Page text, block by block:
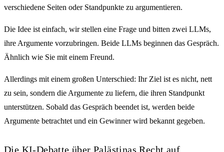
verschiedene Seiten oder Standpunkte zu argumentieren.
Die Idee ist einfach, wir stellen eine Frage und bitten zwei LLMs,
ihre Argumente vorzubringen. Beide LLMs beginnen das Gespräch.
Ähnlich wie Sie mit einem Freund.
Allerdings mit einem großen Unterschied: Ihr Ziel ist es nicht, nett
zu sein, sondern die Argumente zu liefern, die ihren Standpunkt
unterstützen. Sobald das Gespräch beendet ist, werden beide
Argumente betrachtet und ein Gewinner wird bekannt gegeben.
Die KI-Debatte über Palästinas Recht auf